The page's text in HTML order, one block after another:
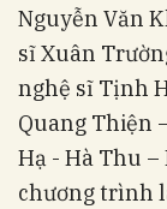
Nguyễn Văn
sĩ Xuân
nghệ sĩ Tịnh
Quang Thiện
Hạ - Hà Thu
chương trình